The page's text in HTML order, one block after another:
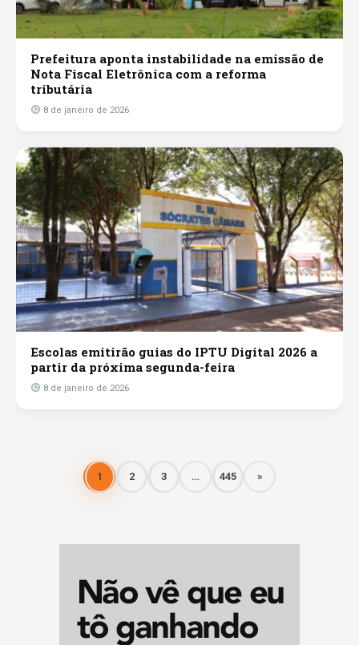
Prefeitura aponta instabilidade na emissão de
Nota Fiscal Eletrônica com a reforma
tributária
8 de janeiro de 2026
Escolas emitirão guias do IPTU Digital 2026 a
partir da próxima segunda-feira
8 de janeiro de 2026
1 2 3 … 445 »